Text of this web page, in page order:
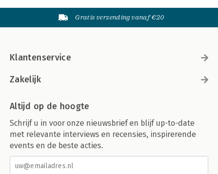
Gratis verzending vanaf €20
Klantenservice
Zakelijk
Altijd op de hoogte
Schrijf u in voor onze nieuwsbrief en blijf up-to-date
met relevante interviews en recensies, inspirerende
events en de beste acties.